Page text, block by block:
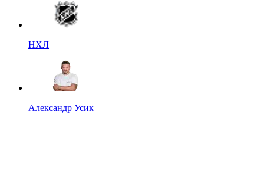
НХЛ
Александр Усик